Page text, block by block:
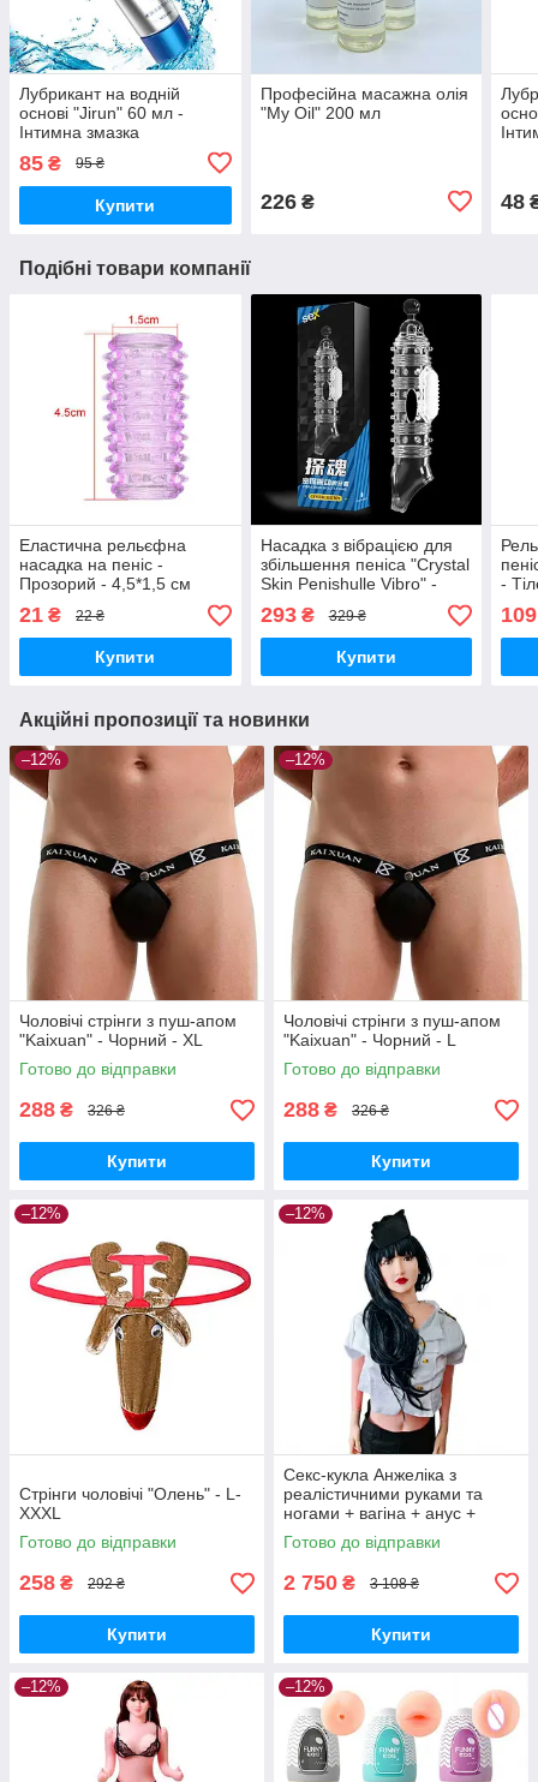
Лубрикант на водній
основі "Jirun" 60 мл -
Інтимна змазка
85 ₴ 95 ₴
Купити
Професійна масажна олія
"My Oil" 200 мл
226₴ 48
Подібні товари компанії
Еластична рельєфна
насадка на пеніс -
Прозорий - 4,5*1,5 см
21 ₴ 22 ₴
Купити
Насадка з вібрацією для
збільшення пеніса "Crystal
Skin Penishulle Vibro" -
Синій - 18,5 см
293₴ 329 ₴
Купити
-
109
Акційні пропозиції та новинки
–12%
Чоловічі стрінги з пуш-апом
"Kaixuan" - Чорний - XL
Готово до відправки
288 ₴ 326 ₴
Купити
–12%
Чоловічі стрінги з пуш-апом
"Kaixuan" - Чорний - L
Готово до відправки
288 ₴ 326 ₴
Купити
–12%
Стрінги чоловічі "Олень" - L-
XXXL
Готово до відправки
258 ₴ 292 ₴
Купити
–12%
Секс-кукла Анжеліка з
реалістичними руками та
ногами + вагіна + анус +
вібрація + насос + мастило
Готово до відправки
2 750 ₴ 3 108 ₴
Купити
–12% –12%